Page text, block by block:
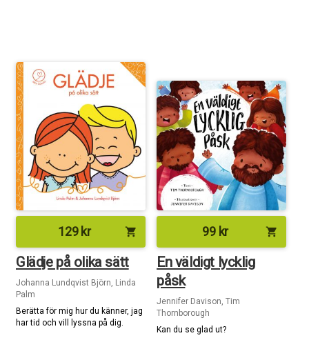
129 kr shopping_cart
Glädje på olika sätt
Johanna Lundqvist Björn, Linda
Palm
Berätta för mig hur du känner, jag
har tid och vill lyssna på dig.
99 kr shopping_cart
En väldigt lycklig
påsk
Jennifer Davison, Tim
Thornborough
Kan du se glad ut?